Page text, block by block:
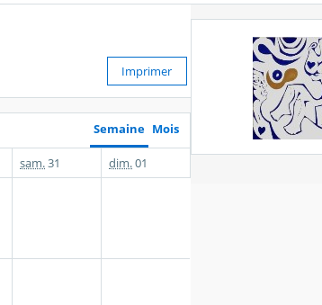
Imprimer
Semaine Mois
sam.31 dim.01